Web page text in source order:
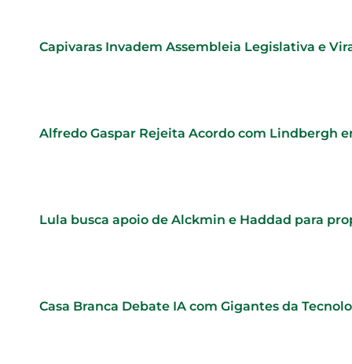
Capivaras Invadem Assembleia Legislativa e
Alfredo Gaspar Rejeita Acordo com Lindbergh
Lula busca apoio de Alckmin e Haddad para
Casa Branca Debate IA com Gigantes da